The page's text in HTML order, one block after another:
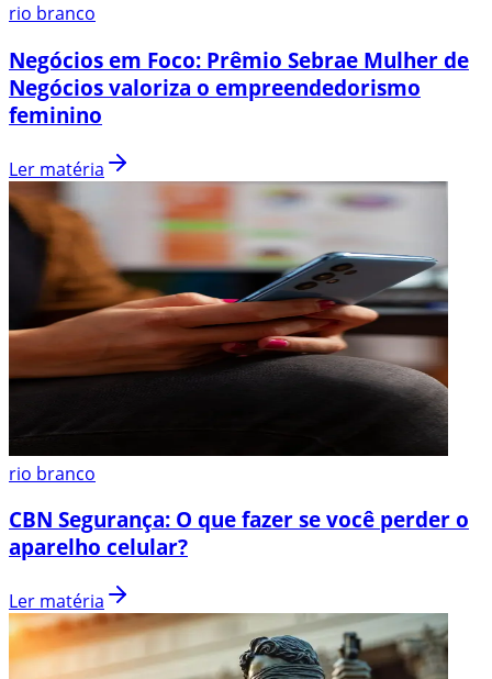
rio branco
Negócios em Foco: Prêmio Sebrae Mulher de
Negócios valoriza o empreendedorismo
feminino
Ler matéria
rio branco
CBN Segurança: O que fazer se você perder o
aparelho celular?
Ler matéria